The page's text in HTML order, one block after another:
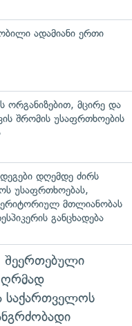
ადამიანი ერთი
ორგანიზებით, მცირე და
შრომის უსაფრთხოების
დღემდე ძირს
უსაფრთხოებას,
მთლიანობას
განცხადება
შეერთებული
ღრმად
საქართველოს